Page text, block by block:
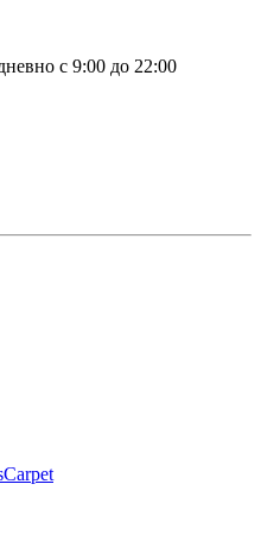
с 9:00 до 22:00